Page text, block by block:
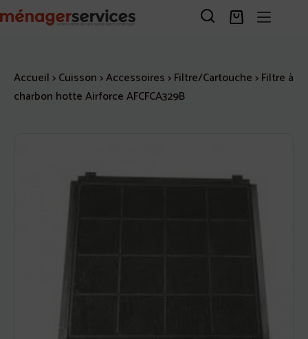
au
Panier
Accueil>Cuisson>Accessoires>Filtre/Cartouche>Filtre à
charbon hotte Airforce AFCFCA329B